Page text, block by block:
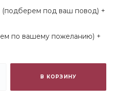
(подберем под ваш повод) +
по вашему пожеланию) +
В КОРЗИНУ